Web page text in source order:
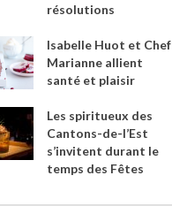
résolutions
Isabelle Huot et Chef
Marianne allient
santé et plaisir
Les spiritueux des
Cantons-de-l’Est
s’invitent durant le
temps des Fêtes